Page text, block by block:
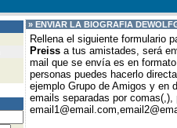
» ENVIAR LA BIOGRAFIA DE
Rellena el siguiente formulario
Preiss a tus amistades, será
mail que se envía es en
personas puedes hacerlo
ejemplo Grupo de Amigos y en
emails separadas por comas(,),